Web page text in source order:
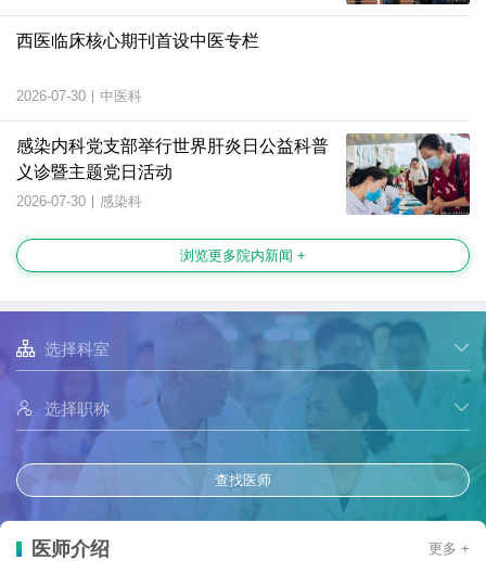
西医临床核心期刊首设中医专栏
2026-07-30 | 中医科
感染内科党支部举行世界肝炎日公益科普
义诊暨主题党日活动
2026-07-30 | 感染科
浏览更多院内新闻 +


查找医师
医师介绍 更多 +